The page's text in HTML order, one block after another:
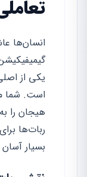
انسان‌ها
یکی از
است. شما
هیجان را
ربات‌ها
بسیار